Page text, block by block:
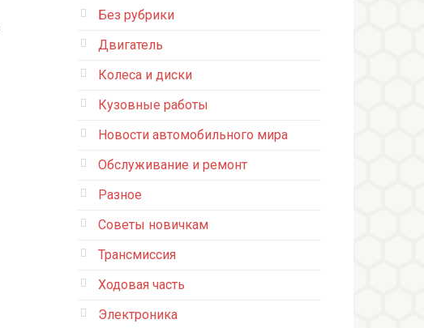
Без рубрики
Двигатель
Колеса и диски
Кузовные работы
Новости автомобильного мира
Обслуживание и ремонт
Разное
Советы новичкам
Трансмиссия
Ходовая часть
Электроника